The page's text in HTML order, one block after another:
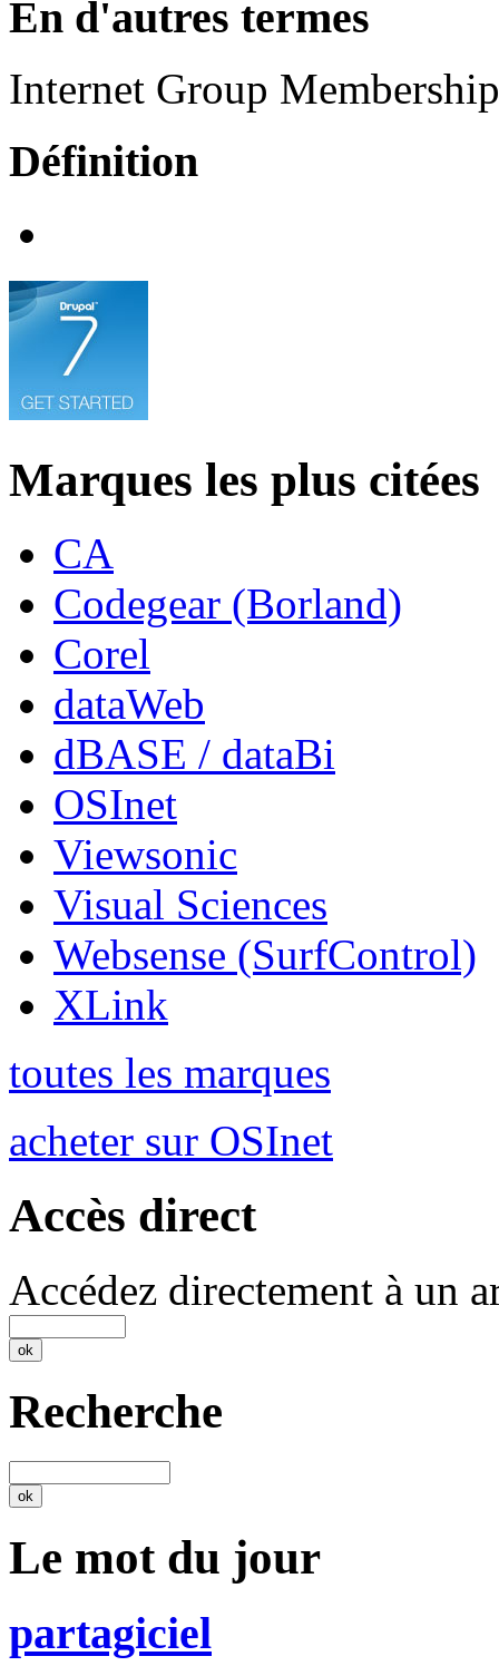
En d'autres termes
Internet Group
Définition
Marques les plus citées
CA
Codegear (Borland)
Corel
dataWeb
dBASE / dataBi
OSInet
Viewsonic
Visual Sciences
Websense (SurfControl)
XLink
toutes les marques
acheter sur OSInet
Accès direct
Accédez directement à un
Recherche
Le mot du jour
partagiciel